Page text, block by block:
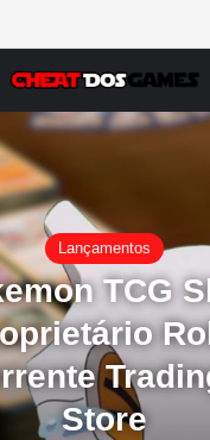
Lançamentos
TCG
Store